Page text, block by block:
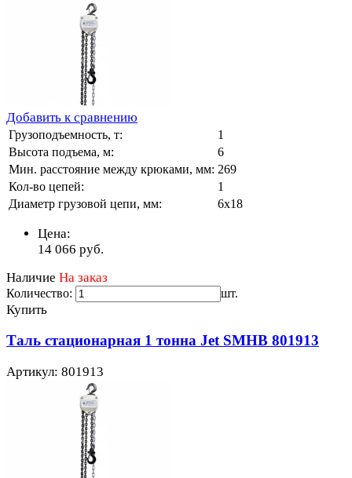
Добавить к сравнению
Грузоподъемность, т:
1
Высота подъема, м:
6
Мин. расстояние между крюками, мм: 269
Кол-во цепей:
1
Диаметр грузовой цепи, мм:
6х18
Цена:
14 066 руб.
Наличие На заказ
Количество: шт.
Купить
Таль стационарная 1 тонна Jet SMHB 801913
Артикул: 801913